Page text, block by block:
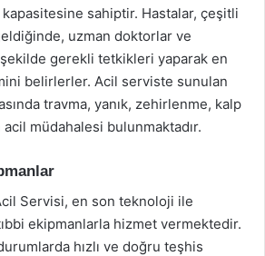
sahiptir. Hastalar, çeşitli
uzman doktorlar ve
şekilde gerekli tetkikleri yaparak en
belirlerler. Acil serviste sunulan
travma, yanık, zehirlenme, kalp
müdahalesi bulunmaktadır.
Servisi, en son teknoloji ile
ekipmanlarla hizmet vermektedir.
hızlı ve doğru teşhis